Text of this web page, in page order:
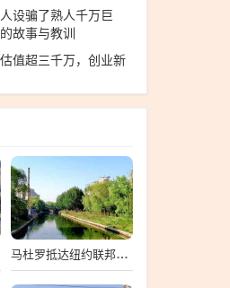
设骗了熟人千万巨
故事与教训
值超三千万，创业新
马杜罗抵达纽约联邦法院，一场备受瞩目的司法之旅